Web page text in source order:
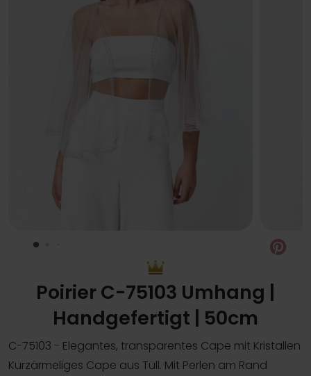
Poirier C-75103 Umhang |
Handgefertigt | 50cm
C-75103 - Elegantes, transparentes Cape mit Kristallen
Kurzärmeliges Cape aus Tüll. Mit Perlen am Rand